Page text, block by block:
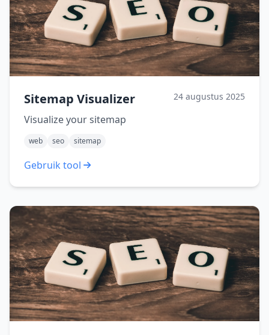
Sitemap Visualizer 24 augustus 2025
Visualize your sitemap
web seo sitemap
Gebruik tool